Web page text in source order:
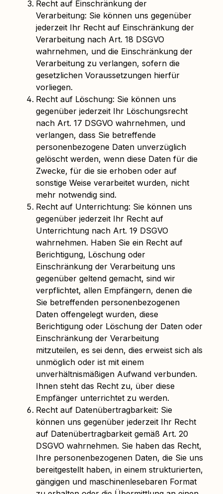
Recht auf Einschränkung der
Verarbeitung: Sie können uns gegenüber
jederzeit Ihr Recht auf Einschränkung der
Verarbeitung nach Art. 18 DSGVO
wahrnehmen, und die Einschränkung der
Verarbeitung zu verlangen, sofern die
gesetzlichen Voraussetzungen hierfür
vorliegen.
Recht auf Löschung: Sie können uns
gegenüber jederzeit Ihr Löschungsrecht
nach Art. 17 DSGVO wahrnehmen, und
verlangen, dass Sie betreffende
personenbezogene Daten unverzüglich
gelöscht werden, wenn diese Daten für die
Zwecke, für die sie erhoben oder auf
sonstige Weise verarbeitet wurden, nicht
mehr notwendig sind.
Recht auf Unterrichtung: Sie können uns
gegenüber jederzeit Ihr Recht auf
Unterrichtung nach Art. 19 DSGVO
wahrnehmen. Haben Sie ein Recht auf
Berichtigung, Löschung oder
Einschränkung der Verarbeitung uns
gegenüber geltend gemacht, sind wir
verpflichtet, allen Empfängern, denen die
Sie betreffenden personenbezogenen
Daten offengelegt wurden, diese
Berichtigung oder Löschung der Daten oder
Einschränkung der Verarbeitung
mitzuteilen, es sei denn, dies erweist sich als
unmöglich oder ist mit einem
unverhältnismäßigen Aufwand verbunden.
Ihnen steht das Recht zu, über diese
Empfänger unterrichtet zu werden.
Recht auf Datenübertragbarkeit: Sie
können uns gegenüber jederzeit Ihr Recht
auf Datenübertragbarkeit gemäß Art. 20
DSGVO wahrnehmen. Sie haben das Recht,
Ihre personenbezogenen Daten, die Sie uns
bereitgestellt haben, in einem strukturierten,
gängigen und maschinenlesebaren Format